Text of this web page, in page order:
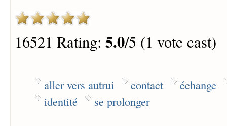
16521 Rating: 5.0/5 (1 vote cast)
aller vers autrui contact
échange
identité
se prolonger